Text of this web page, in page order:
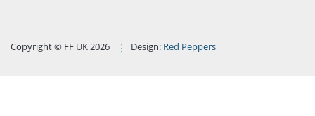
Copyright © FF UK 2026 Design: Red Peppers